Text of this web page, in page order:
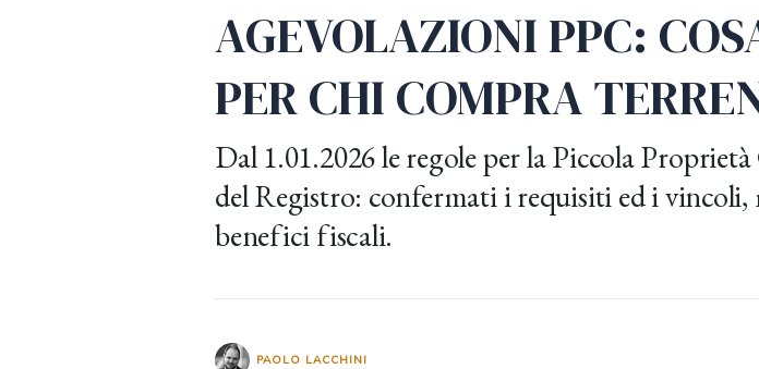
AGEVOLAZIONI PPC:
PER CHI COMPRA
Dal 1.01.2026 le regole per la Piccola
del Registro: confermati i requisiti ed i vincoli,
benefici fiscali.
PAOLO LACCHINI